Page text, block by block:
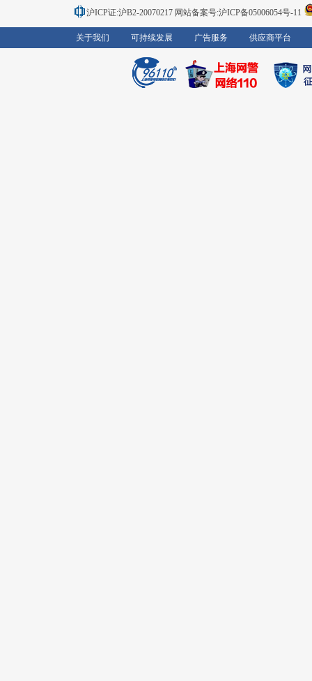
沪ICP证:沪B2-20070217 网站备案号:沪ICP备05006054号-11
关于我们 可持续发展 广告服务 供应商平台